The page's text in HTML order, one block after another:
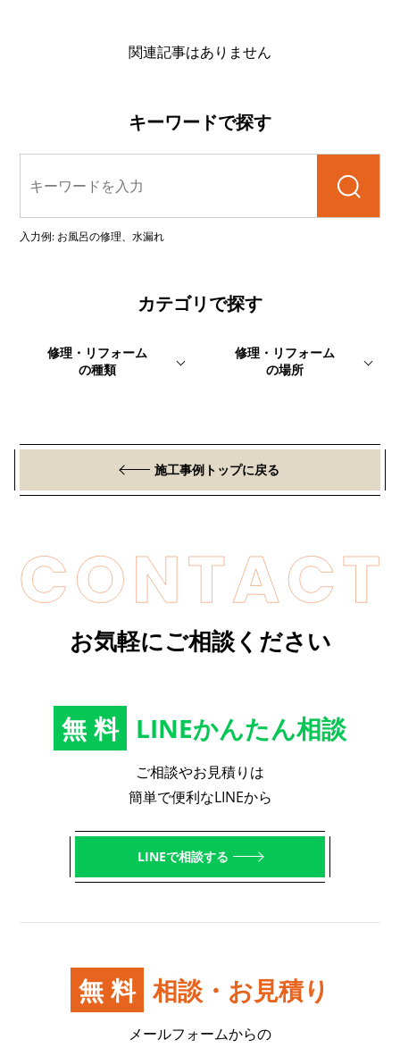
関連記事はありません
キーワードで探す
入力例: お風呂の修理、水漏れ
カテゴリで探す
修理・リフォーム
の種類
修理・リフォーム
の場所
施工事例トップに戻る
お気軽にご相談ください
無料 LINEかんたん相談
ご相談やお見積りは
簡単で便利なLINEから
LINEで相談する
無料 相談・お見積り
メールフォームからの